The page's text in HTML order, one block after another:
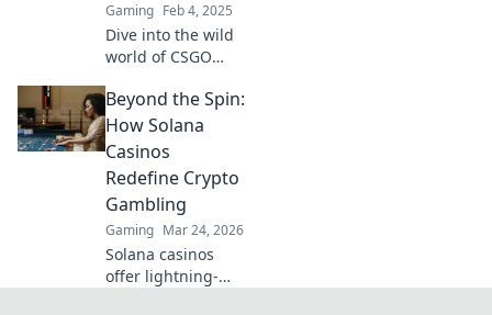
Gaming Feb 4, 2025
Dive into the wild
world of CSGO
servers! Discover
bizarre battles,
unique modes,
and endless fun.
Join the chaos
today!
Beyond the Spin:
How Solana
Casinos
Redefine Crypto
Gambling
Gaming Mar 24, 2026
Solana casinos
offer lightning-